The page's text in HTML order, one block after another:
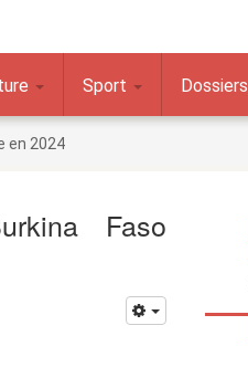
Sport Dossiers
en 2024
Faso